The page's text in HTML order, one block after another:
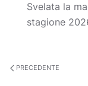
Svelata la
stagione
PRECEDENTE